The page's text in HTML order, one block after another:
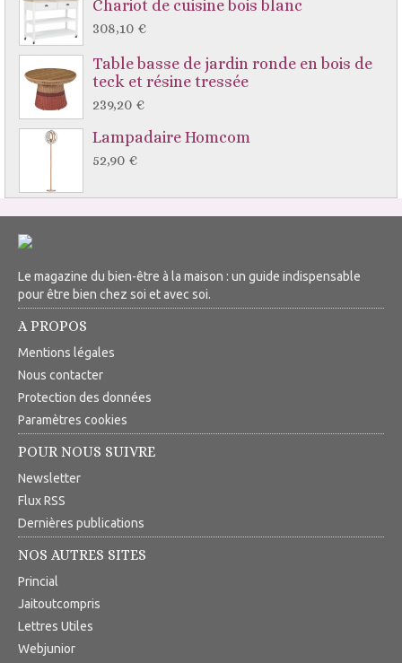
Chariot de cuisine bois blanc
308,10 €
Table basse de jardin ronde en bois de
teck et résine tressée
239,20 €
Lampadaire Homcom
52,90 €
Le magazine du bien-être à la maison : un guide indispensable
pour être bien chez soi et avec soi.
A PROPOS
Mentions légales
Nous contacter
Protection des données
Paramètres cookies
POUR NOUS SUIVRE
Newsletter
Flux RSS
Dernières publications
NOS AUTRES SITES
Princial
Jaitoutcompris
Lettres Utiles
Webjunior